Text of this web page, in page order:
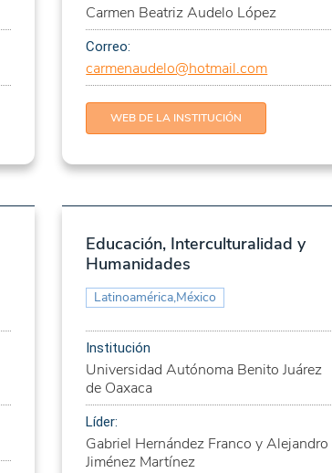
Carmen Beatriz Audelo López
Correo:
carmenaudelo@hotmail.com
WEB DE LA INSTITUCIÓN
Educación, Interculturalidad y
Humanidades
Latinoamérica,México
Institución
Universidad Autónoma Benito Juárez
de Oaxaca
Líder:
Gabriel Hernández Franco y Alejandro
Jiménez Martínez